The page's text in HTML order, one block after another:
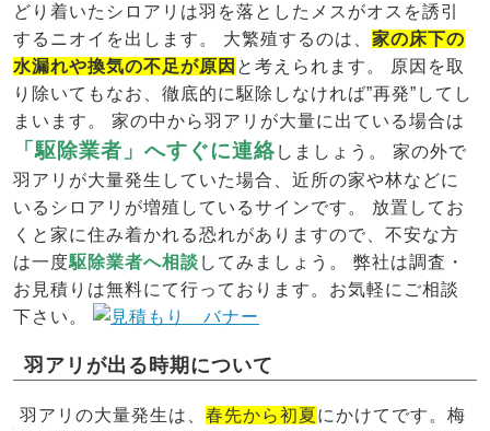
どり着いたシロアリは羽を落としたメスがオスを誘引
するニオイを出します。 大繁殖するのは、 家の床下の
水漏れや換気の不足が原因 と考えられます。 原因を取
り除いてもなお、徹底的に駆除しなければ”再発”してし
まいます。 家の中から羽アリが大量に出ている場合は
「駆除業者」へすぐに連絡しましょう。 家の外で
羽アリが大量発生していた場合、近所の家や林などに
いるシロアリが増殖しているサインです。 放置してお
くと家に住み着かれる恐れがありますので、不安な方
は一度駆除業者へ相談 してみましょう。 弊社は調査・
お見積りは無料にて行っております。お気軽にご相談
下さい。
羽アリが出る時期について
羽アリの大量発生は、 春先から初夏にかけてです。梅